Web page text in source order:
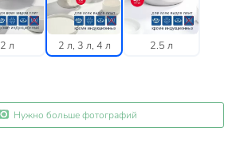
2 л 2 л, 3 л, 4 л 2.5 л
Нужно больше фотографий